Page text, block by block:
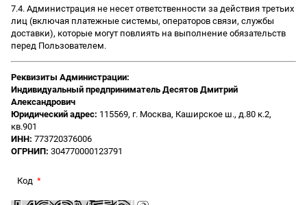
7.4. Администрация не несет ответственности за действия третьих
лиц (включая платежные системы, операторов связи, службы
доставки), которые могут повлиять на выполнение обязательств
перед Пользователем.
Реквизиты Администрации:
Индивидуальный предприниматель Десятов Дмитрий
Александрович
Юридический адрес: 115569, г. Москва, Каширское ш., д.80 к.2,
кв.901
ИНН: 773720376006
ОГРНИП: 304770000123791
Код